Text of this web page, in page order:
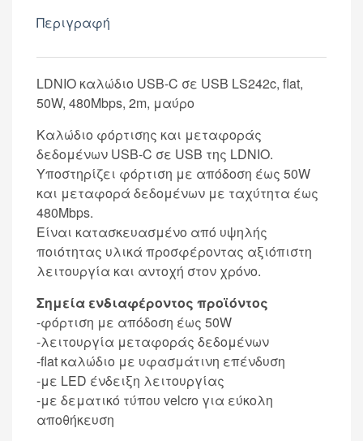
Περιγραφή
LDNIO καλώδιο USB-C σε USB LS242c, flat,
50W, 480Mbps, 2m, μαύρο
Καλώδιο φόρτισης και μεταφοράς
δεδομένων USB-C σε USB της LDNIO.
Υποστηρίζει φόρτιση με απόδοση έως 50W
και μεταφορά δεδομένων με ταχύτητα έως
480Mbps.
Είναι κατασκευασμένο από υψηλής
ποιότητας υλικά προσφέροντας αξιόπιστη
λειτουργία και αντοχή στον χρόνο.
Σημεία ενδιαφέροντος προϊόντος
-φόρτιση με απόδοση έως 50W
-λειτουργία μεταφοράς δεδομένων
-flat καλώδιο με υφασμάτινη επένδυση
-με LED ένδειξη λειτουργίας
-με δεματικό τύπου velcro για εύκολη
αποθήκευση